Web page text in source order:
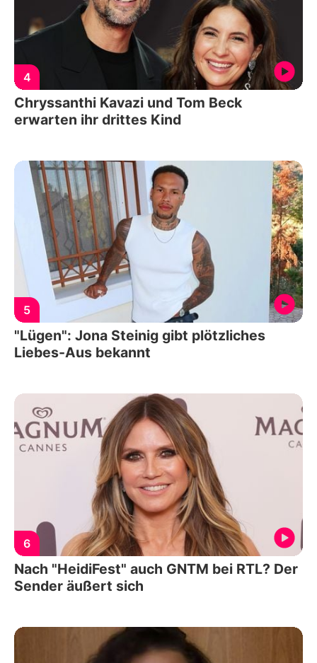
4
Chryssanthi Kavazi und Tom Beck
erwarten ihr drittes Kind
5
"Lügen": Jona Steinig gibt plötzliches
Liebes-Aus bekannt
6
Nach "HeidiFest" auch GNTM bei RTL? Der
Sender äußert sich